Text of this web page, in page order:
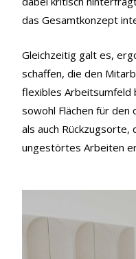
das Gesamtkonzept
Gleichzeitig galt es,
schaffen, die den
flexibles Arbeitsumfeld
sowohl Flächen für den
als auch
ungestörtes Arbeiten